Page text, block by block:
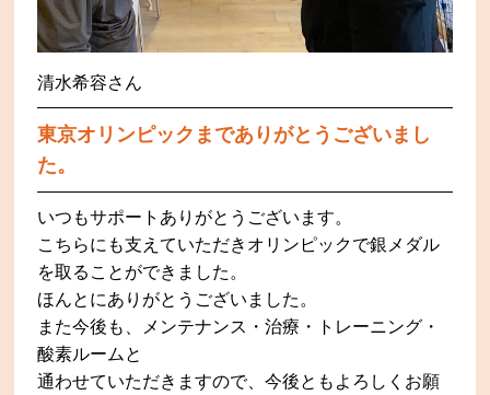
清水希容さん
東京オリンピックまでありがとうございまし
た。
いつもサポートありがとうございます。
こちらにも支えていただきオリンピックで銀メダル
を取ることができました。
ほんとにありがとうございました。
また今後も、メンテナンス・治療・トレーニング・
酸素ルームと
通わせていただきますので、今後ともよろしくお願